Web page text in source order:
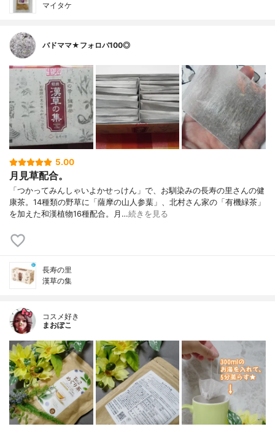
マイタケ
バドママ★フォロバ100◎
5.00
月見草配合。
「つかってみんしゃいよかせっけん」で、お馴染みの長寿の里さんの健
康茶。14種類の野草に「薩摩の山人参葉」、北村さん家の「有機緑茶」
を加えた和漢植物16種配合。月…続きを見る
長寿の里
漢草の集
コスメ好き
まおぽこ